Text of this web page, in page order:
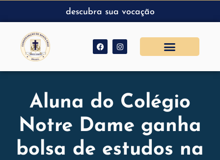
descubra sua vocação
Aluna do Colégio
Notre Dame ganha
bolsa de estudos na